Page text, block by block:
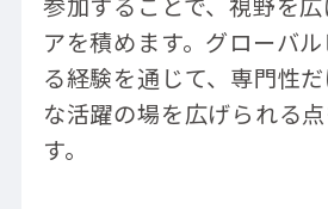
アを積めます。グローバ
る経験を通じて、専門性
な活躍の場を広げられる
す。